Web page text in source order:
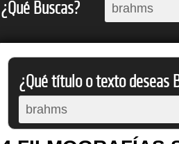
¿Qué Buscas?
¿Qué título o texto deseas